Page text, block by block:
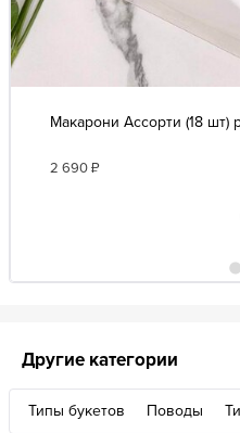
Макарони Ассорти (18 шт)
2 690₽
Другие категории
Типы букетов Поводы